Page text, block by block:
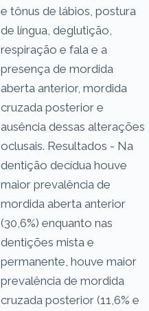
e tônus de lábios, postura
de língua, deglutição,
respiração e fala e a
presença de mordida
aberta anterior, mordida
cruzada posterior e
ausência dessas alterações
oclusais. Resultados - Na
dentição decídua houve
maior prevalência de
mordida aberta anterior
(30,6%) enquanto nas
dentições mista e
permanente, houve maior
prevalência de mordida
cruzada posterior (11,6% e